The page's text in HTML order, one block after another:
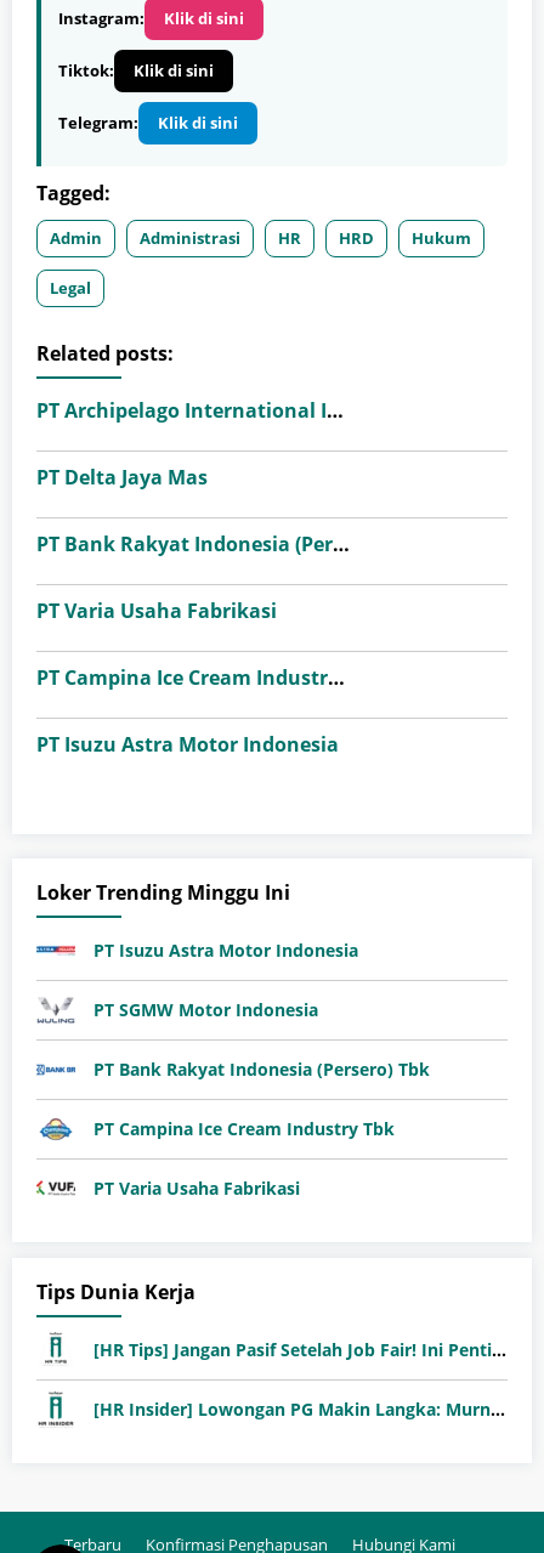
Instagram:
Klik di sini
Tiktok: Klik di sini
Telegram: Klik di sini
Tagged:
Admin Administrasi HR HRD Hukum
Legal
Related posts:
PT Archipelago International Indonesia (favehotels)
PT Delta Jaya Mas
PT Bank Rakyat Indonesia (Persero) Tbk
PT Varia Usaha Fabrikasi
PT Campina Ice Cream Industry Tbk
PT Isuzu Astra Motor Indonesia
Loker Trending Minggu Ini
PT Isuzu Astra Motor Indonesia
PT SGMW Motor Indonesia
PT Bank Rakyat Indonesia (Persero) Tbk
PT Campina Ice Cream Industry Tbk
PT Varia Usaha Fabrikasi
Tips Dunia Kerja
[HR Tips] Jangan Pasif Setelah Job Fair! Ini Pentingnya Follow-Up Setelah Job Fair
[HR Insider] Lowongan PG Makin Langka: Murni Seleksi atau Jalur Orang Dalam?
Terbaru Konfirmasi Penghapusan Hubungi Kami